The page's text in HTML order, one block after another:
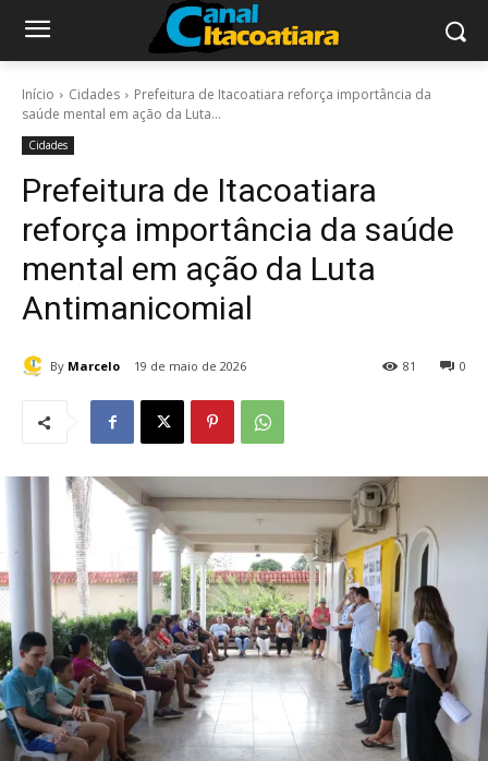
Início Cidades
Prefeitura de Itacoatiara reforça importância da
saúde mental em ação da Luta...
Cidades
Prefeitura de Itacoatiara
reforça importância da saúde
mental em ação da Luta
Antimanicomial
By Marcelo 19 de maio de 2026 0
81